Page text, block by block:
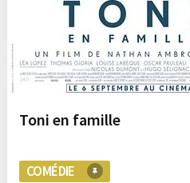
Toni en famille
COMÉDIE